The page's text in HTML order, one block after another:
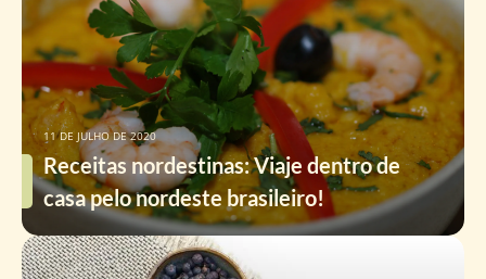
Receitas nordestinas: Viaje dentro de
casa pelo nordeste brasileiro!
11 DE JULHO DE 2020